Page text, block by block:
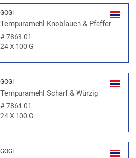
GOGI
Tempuramehl Knoblauch & Pfeffer
#7863-01
24 X 100 G
GOGI
Tempuramehl Scharf & Würzig
#7864-01
24 X 100 G
GOGI